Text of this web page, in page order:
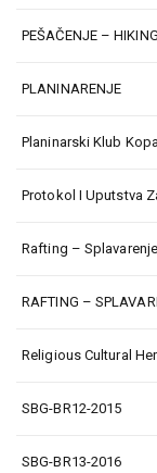
PEŠAČENJE – HIKING
PLANINARENJE
Planinarski Klub
Protokol I Uputstva
Rafting –
RAFTING –
Religious Cultural
SBG-BR12-2015
SBG-BR13-2016